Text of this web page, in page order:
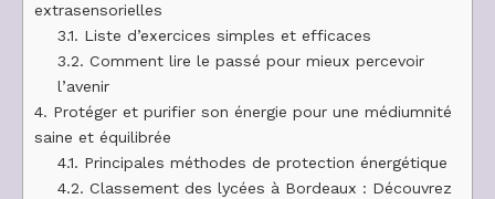
extrasensorielles
3.1. Liste d’exercices simples et efficaces
3.2. Comment lire le passé pour mieux percevoir
l’avenir
4. Protéger et purifier son énergie pour une médiumnité
saine et équilibrée
4.1. Principales méthodes de protection énergétique
4.2. Classement des lycées à Bordeaux : Découvrez